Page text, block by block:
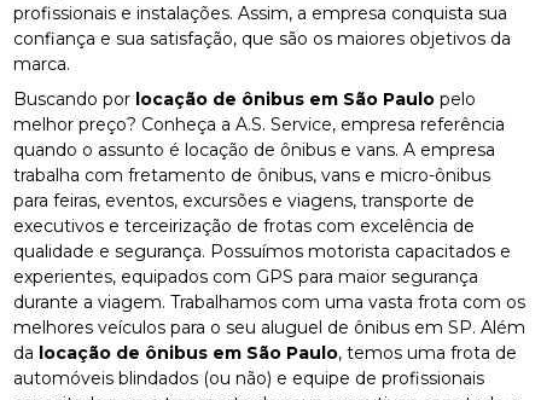
profissionais e instalações. Assim, a empresa conquista sua
confiança e sua satisfação, que são os maiores objetivos da
marca.
Buscando por locação de ônibus em São Paulo pelo
melhor preço? Conheça a A.S. Service, empresa referência
quando o assunto é locação de ônibus e vans. A empresa
trabalha com fretamento de ônibus, vans e micro-ônibus
para feiras, eventos, excursões e viagens, transporte de
executivos e terceirização de frotas com excelência de
qualidade e segurança. Possuímos motorista capacitados e
experientes, equipados com GPS para maior segurança
durante a viagem. Trabalhamos com uma vasta frota com os
melhores veículos para o seu aluguel de ônibus em SP. Além
da locação de ônibus em São Paulo, temos uma frota de
automóveis blindados (ou não) e equipe de profissionais